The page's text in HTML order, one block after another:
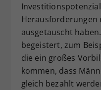
Herausforderungen
ausgetauscht
begeistert, zum
die ein großes
kommen, dass
gleich bezahlt